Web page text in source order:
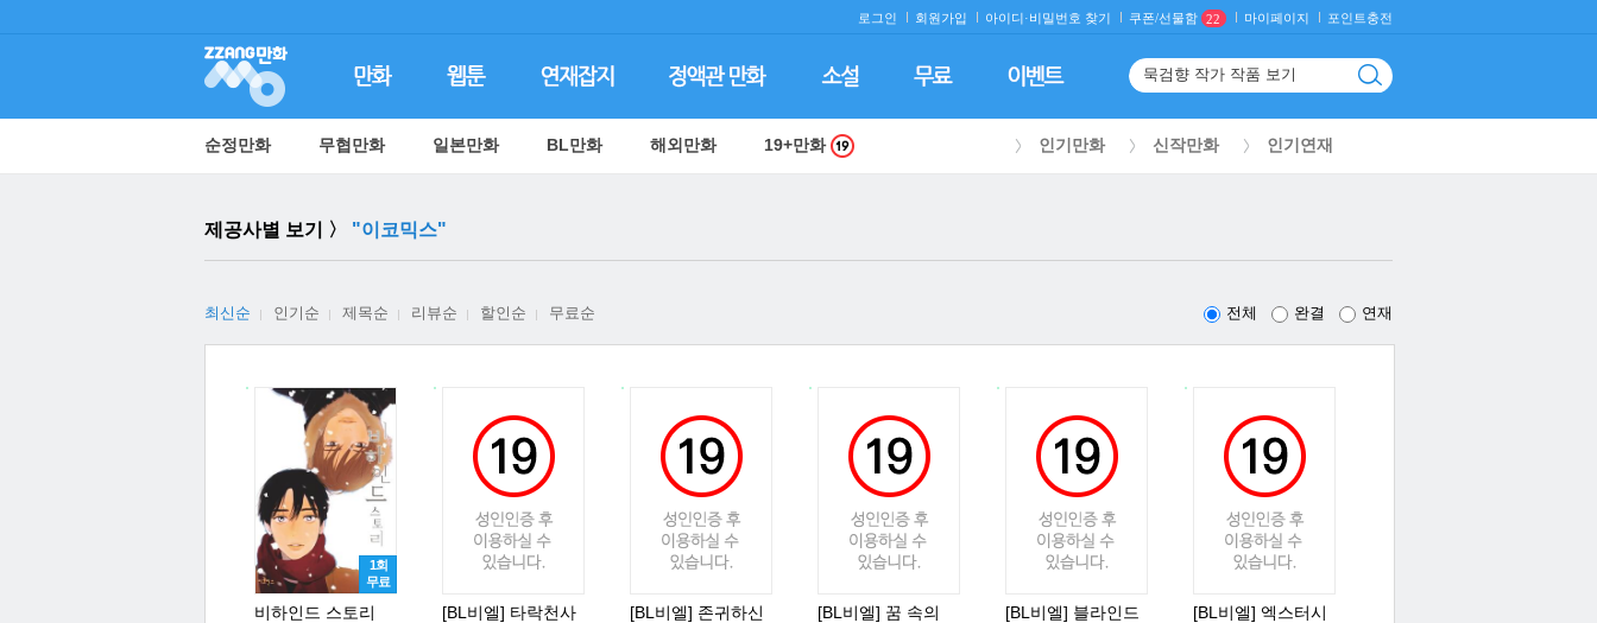
로그인 회원가입 아이디·비밀번호 찾기 쿠폰/선물함 22 마이페이지 포인트충전
순정만화 무협만화 일본만화 BL만화 해외만화 19+만화 인기만화 신작만화 인기연재
제공사별 보기 〉 "이코믹스"
최신순 인기순 제목순 리뷰순 할인순 무료순 전체 완결 연재
1회
무료
비하인드 스토리
[BL비엘] 타락천사
[BL비엘] 존귀하신
[BL비엘] 꿈 속의
[BL비엘] 블라인드
[BL비엘] 엑스터시